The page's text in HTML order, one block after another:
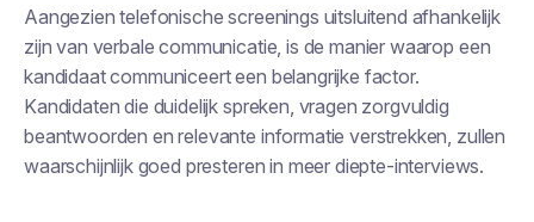
Aangezien telefonische screenings uitsluitend afhankelijk
zijn van verbale communicatie, is de manier waarop een
kandidaat communiceert een belangrijke factor.
Kandidaten die duidelijk spreken, vragen zorgvuldig
beantwoorden en relevante informatie verstrekken, zullen
waarschijnlijk goed presteren in meer diepte-interviews.